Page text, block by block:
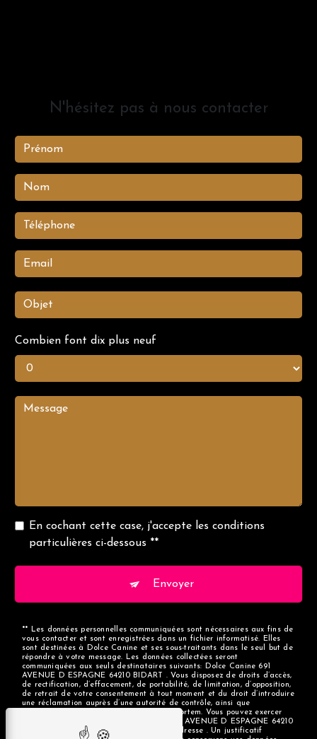
N'hésitez pas à nous contacter
Combien font dix plus neuf
En cochant cette case, j'accepte les conditions
particulières ci-dessous **
Envoyer
** Les données personnelles communiquées sont nécessaires aux fins de
vous contacter et sont enregistrées dans un fichier informatisé. Elles
sont destinées à Dolce Canine et ses sous-traitants dans le seul but de
répondre à votre message. Les données collectées seront
communiquées aux seuls destinataires suivants: Dolce Canine 691
AVENUE D ESPAGNE 64210 BIDART . Vous disposez de droits d’accès,
de rectification, d’effacement, de portabilité, de limitation, d’opposition,
de retrait de votre consentement à tout moment et du droit d’introduire
une réclamation auprès d’une autorité de contrôle, ainsi que
d’organiser le sort de vos données post-mortem. Vous pouvez exercer
ces droits par voie postale à l'adresse 691 AVENUE D ESPAGNE 64210
BIDART ou par courrier électronique à l'adresse . Un justificatif